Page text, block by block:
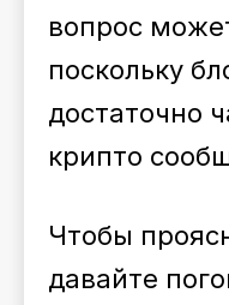
вопрос
поскольку
достаточно
крипто
Чтобы
давайте